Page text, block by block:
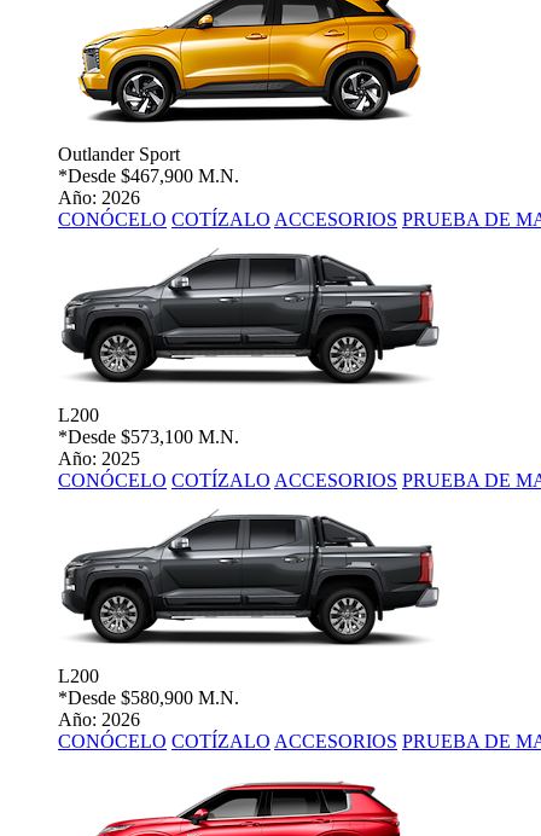
Outlander Sport
*Desde $467,900 M.N.
Año: 2026
CONÓCELO COTÍZALO ACCESORIOS PRUEBA DE
L200
*Desde $573,100 M.N.
Año: 2025
CONÓCELO COTÍZALO ACCESORIOS PRUEBA DE
L200
*Desde $580,900 M.N.
Año: 2026
CONÓCELO COTÍZALO ACCESORIOS PRUEBA DE